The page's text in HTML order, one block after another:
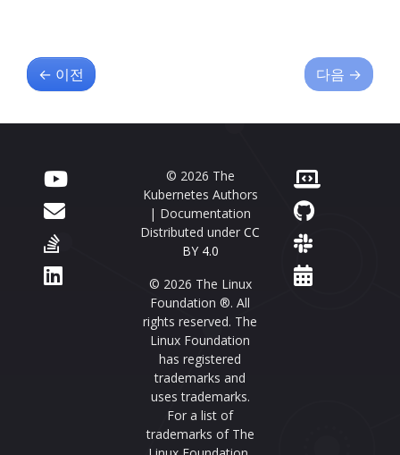
← 이전 다음 →
© 2026 The
Kubernetes Authors
| Documentation
Distributed under CC
BY 4.0
© 2026 The Linux
Foundation ®. All
rights reserved. The
Linux Foundation
has registered
trademarks and
uses trademarks.
For a list of
trademarks of The